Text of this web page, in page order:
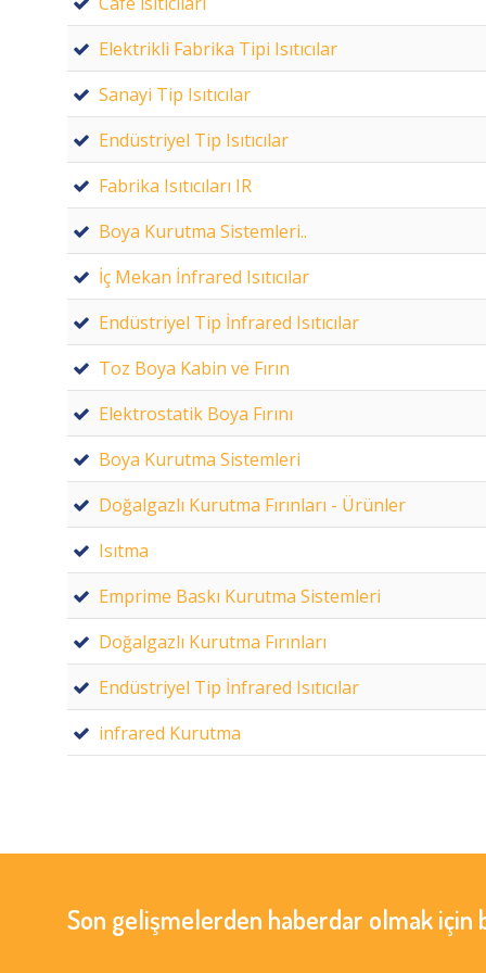
Elektrikli Fabrika Tipi Isıtıcılar
Sanayi Tip Isıtıcılar
Endüstriyel Tip Isıtıcılar
Fabrika Isıtıcıları IR
Boya Kurutma Sistemleri..
İç Mekan İnfrared Isıtıcılar
Endüstriyel Tip İnfrared Isıtıcılar
Toz Boya Kabin ve Fırın
Elektrostatik Boya Fırını
Boya Kurutma Sistemleri
Doğalgazlı Kurutma Fırınları - Ürünler
Isıtma
Emprime Baskı Kurutma Sistemleri
Doğalgazlı Kurutma Fırınları
Endüstriyel Tip İnfrared Isıtıcılar
infrared Kurutma
Son gelişmelerden haberdar olmak için